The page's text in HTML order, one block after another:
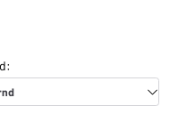
Einloggen
anfordern